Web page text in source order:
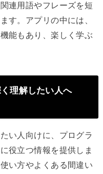
連用語やフレーズを短
す。アプリの中には、
能もあり、楽しく学ぶ
理解したい人へ
い人向けに、プログラ
役立つ情報を提供しま
い方やよくある間違い